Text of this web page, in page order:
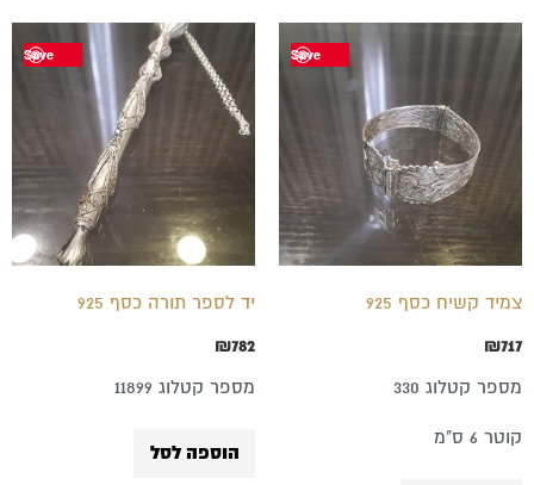
Save
צמיד קשיח כסף 925
₪717
מספר קטלוג 330
קוטר 6 ס"מ
Save
יד לספר תורה כסף 925
₪782
מספר קטלוג 11899
הוספה לסל